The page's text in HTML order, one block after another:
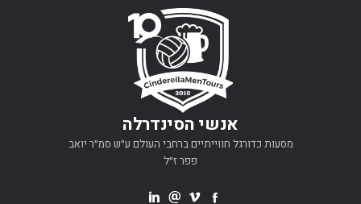
אנשי הסינדרלה
מסעות כדורגל חווייתיים ברחבי העולם ע״ש סמ״ר יואב
פפר ז״ל